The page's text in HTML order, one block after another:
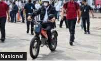
Nasional